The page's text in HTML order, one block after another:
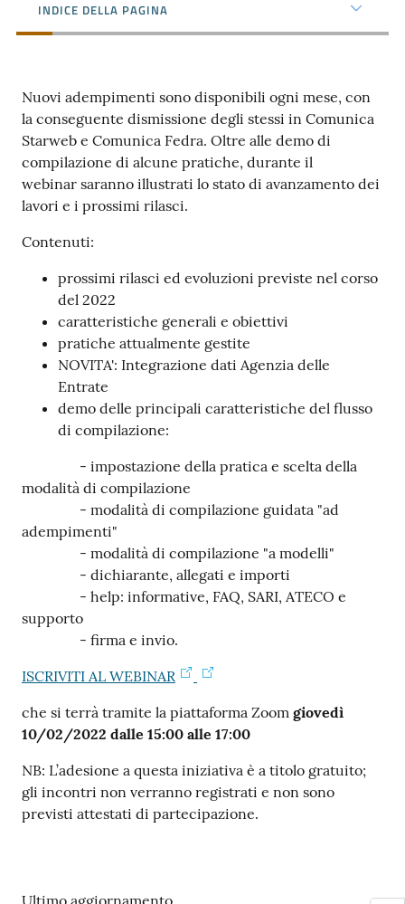
Servizi
Contatti
Newsle
Sala
Stampa
INDICE DELLA PAGINA
Nuovi adempimenti sono disponibili ogni mese, con
la conseguente dismissione degli stessi in Comunica
Starweb e Comunica Fedra. Oltre alle demo di
compilazione di alcune pratiche, durante il
webinar saranno illustrati lo stato di avanzamento dei
lavori e i prossimi rilasci.
Contenuti:
prossimi rilasci ed evoluzioni previste nel corso
del 2022
caratteristiche generali e obiettivi
pratiche attualmente gestite
NOVITA': Integrazione dati Agenzia delle
Entrate
demo delle principali caratteristiche del flusso
di compilazione:
- impostazione della pratica e scelta della
modalità di compilazione
- modalità di compilazione guidata "ad
adempimenti"
- modalità di compilazione "a modelli"
- dichiarante, allegati e importi
- help: informative, FAQ, SARI, ATECO e
supporto
- firma e invio.
ISCRIVITI AL WEBINAR
che si terrà tramite la piattaforma Zoom giovedì
10/02/2022 dalle 15:00 alle 17:00
NB: L’adesione a questa iniziativa è a titolo gratuito;
gli incontri non verranno registrati e non sono
previsti attestati di partecipazione.
Ultimo aggiornamento